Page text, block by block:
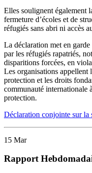
Elles soulignent également
fermeture d’écoles et de
réfugiés sans abri ni accès
La déclaration met en
par les réfugiés rapatriés,
disparitions forcées, en
Les organisations appellent
protection et les droits
communauté internationale
protection.
Déclaration conjointe sur la
15 Mar
Rapport